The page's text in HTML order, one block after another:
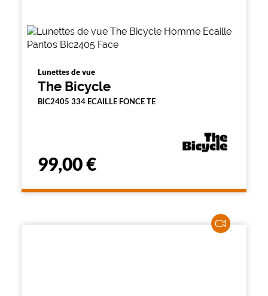
Lunettes de vue
The Bicycle
BIC2405 334 ECAILLE FONCE TE
99,00 €